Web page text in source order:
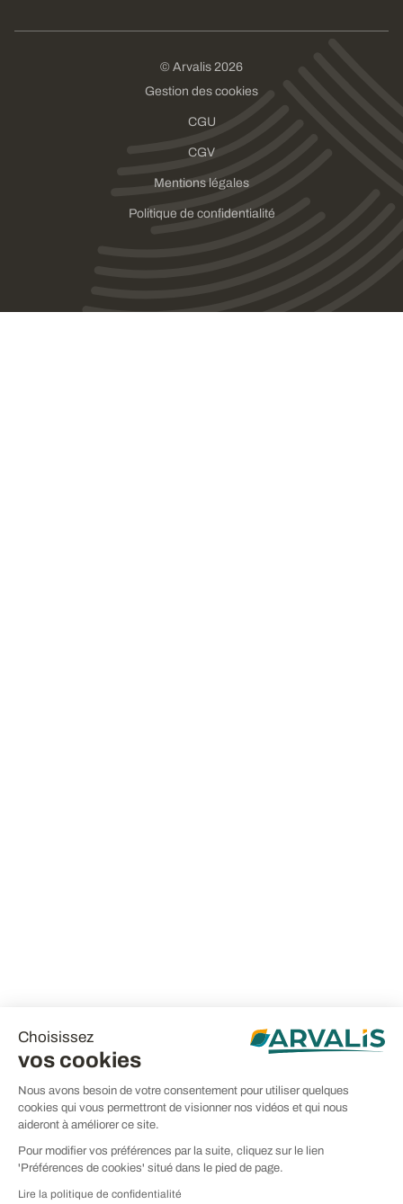
Choisissez
vos cookies
Nous avons besoin de votre consentement pour utiliser quelques
cookies qui vous permettront de visionner nos vidéos et qui nous
aideront à améliorer ce site.
Pour modifier vos préférences par la suite, cliquez sur le lien
'Préférences de cookies' situé dans le pied de page.
Lire la politique de confidentialité
© Arvalis 2026
Gestion des cookies
CGU
CGV
Mentions légales
Politique de confidentialité